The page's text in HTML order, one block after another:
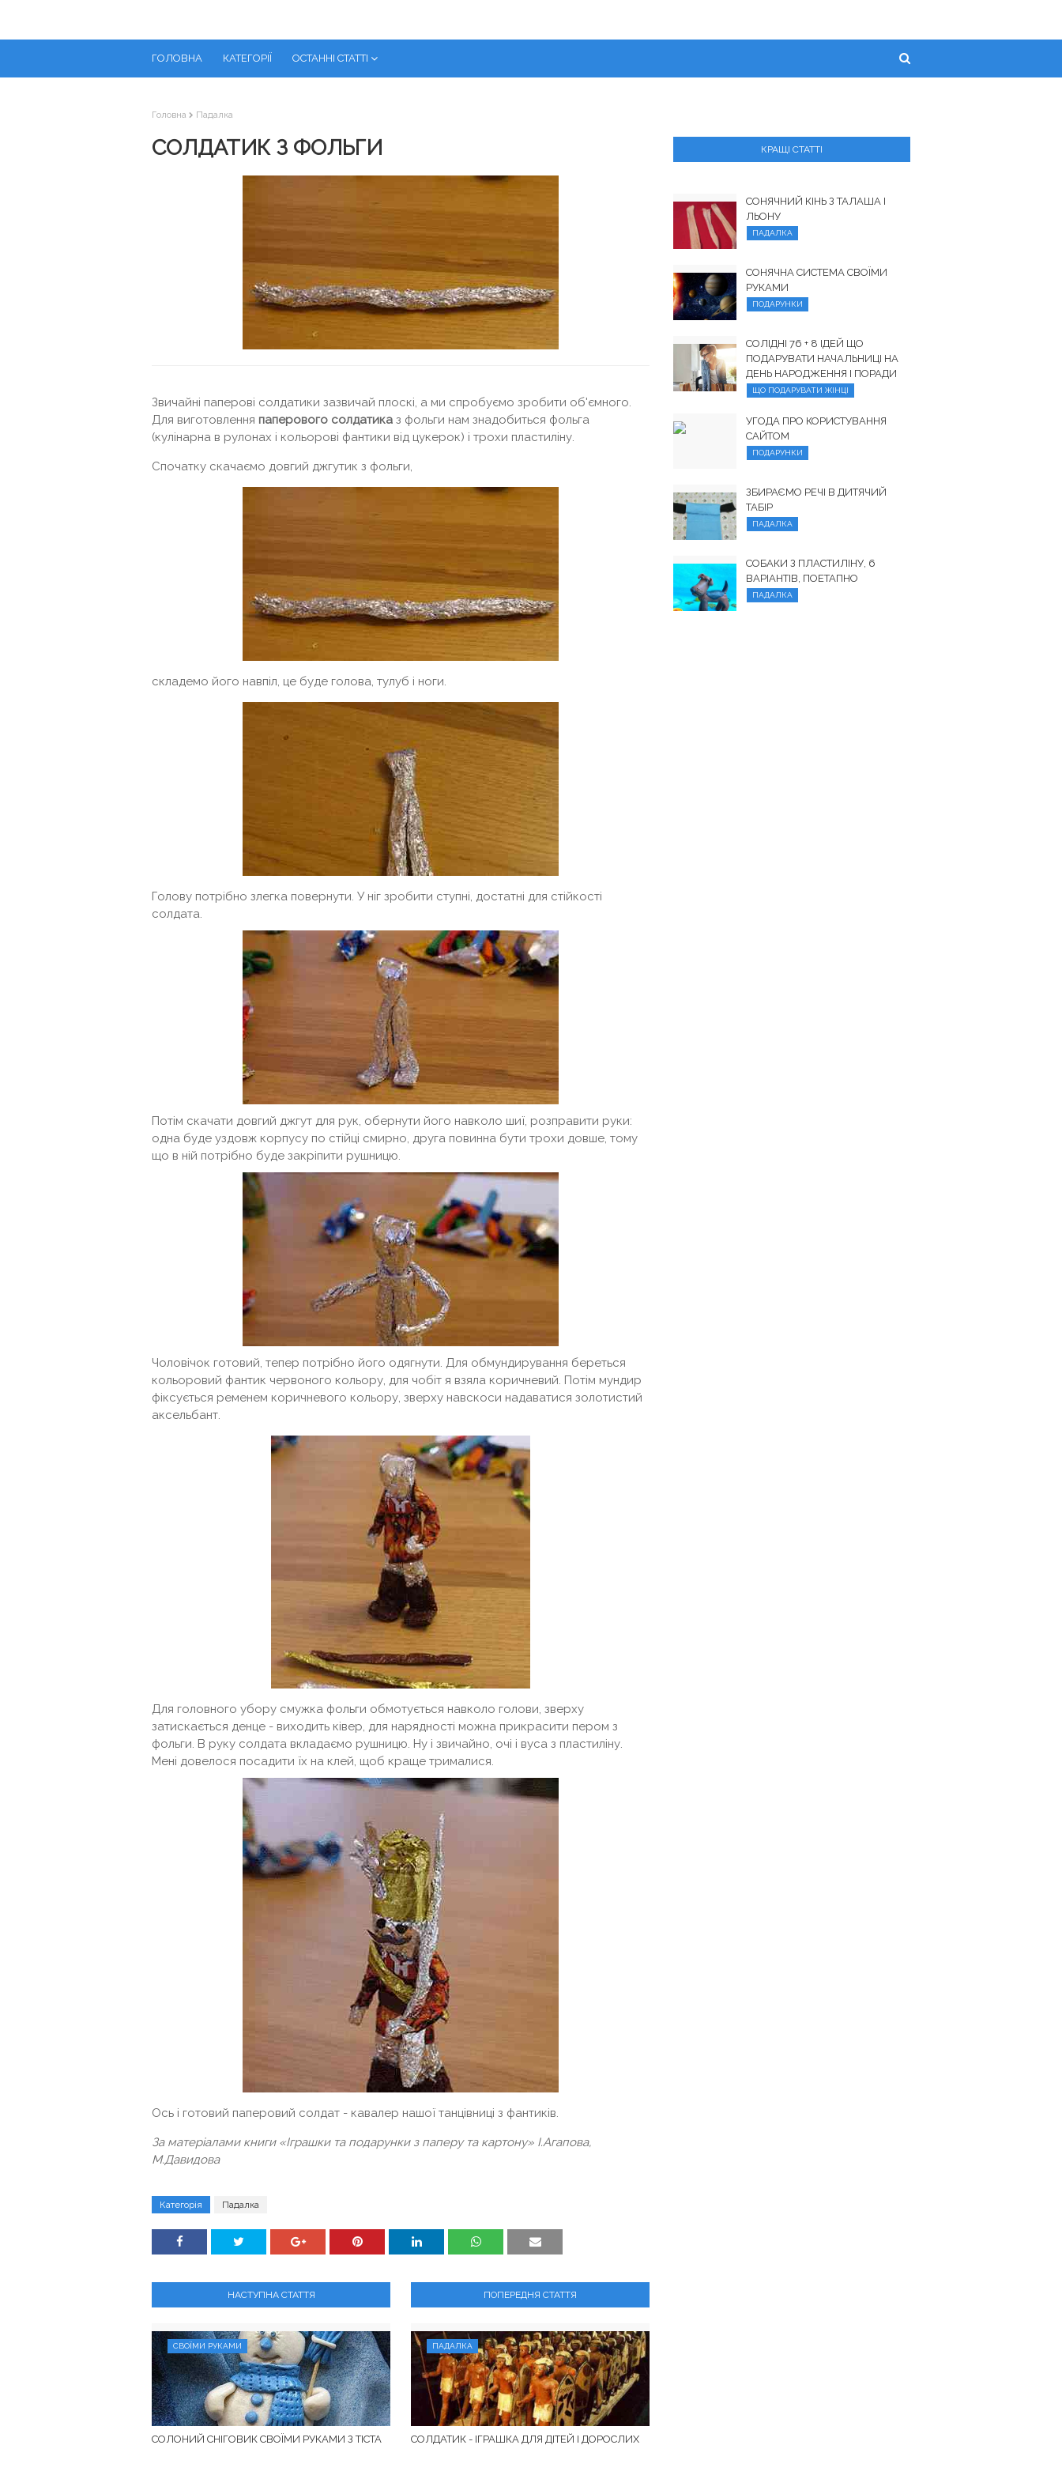
ГОЛОВНА КАТЕГОРІЇ ОСТАННІ СТАТТІ
Головна Падалка
СОЛДАТИК З ФОЛЬГИ
Звичайні паперові солдатики зазвичай плоскі, а ми спробуємо зробити об'ємного.
Для виготовлення паперового солдатика з фольги нам знадобиться фольга
(кулінарна в рулонах і кольорові фантики від цукерок) і трохи пластиліну.
Спочатку скачаємо довгий джгутик з фольги,
складемо його навпіл, це буде голова, тулуб і ноги.
Голову потрібно злегка повернути. У ніг зробити ступні, достатні для стійкості
солдата.
Потім скачати довгий джгут для рук, обернути його навколо шиї, розправити руки:
одна буде уздовж корпусу по стійці смирно, друга повинна бути трохи довше, тому
що в ній потрібно буде закріпити рушницю.
Чоловічок готовий, тепер потрібно його одягнути. Для обмундирування береться
кольоровий фантик червоного кольору, для чобіт я взяла коричневий. Потім мундир
фіксується ременем коричневого кольору, зверху навскоси надаватися золотистий
аксельбант.
Для головного убору смужка фольги обмотується навколо голови, зверху
затискається денце - виходить ківер, для нарядності можна прикрасити пером з
фольги. В руку солдата вкладаємо рушницю. Ну і звичайно, очі і вуса з пластиліну.
Мені довелося посадити їх на клей, щоб краще трималися.
Ось і готовий паперовий солдат - кавалер нашої танцівниці з фантиків.
За матеріалами книги «Іграшки та подарунки з паперу та картону» І.Агапова,
М.Давидова
Категорія Падалка
НАСТУПНА СТАТТЯ
СВОЇМИ РУКАМИ
СОЛОНИЙ СНІГОВИК СВОЇМИ РУКАМИ З ТІСТА
ПОПЕРЕДНЯ СТАТТЯ
ПАДАЛКА
СОЛДАТИК - ІГРАШКА ДЛЯ ДІТЕЙ І ДОРОСЛИХ
КРАЩІ СТАТТІ
СОНЯЧНИЙ КІНЬ З ТАЛАША І
ЛЬОНУ
ПАДАЛКА
СОНЯЧНА СИСТЕМА СВОЇМИ
РУКАМИ
ПОДАРУНКИ
СОЛІДНІ 76 + 8 ІДЕЙ ЩО
ПОДАРУВАТИ НАЧАЛЬНИЦІ НА
ДЕНЬ НАРОДЖЕННЯ І ПОРАДИ
ЩО ПОДАРУВАТИ ЖІНЦІ
УГОДА ПРО КОРИСТУВАННЯ
САЙТОМ
ПОДАРУНКИ
ЗБИРАЄМО РЕЧІ В ДИТЯЧИЙ
ТАБІР
ПАДАЛКА
СОБАКИ З ПЛАСТИЛІНУ, 6
ВАРІАНТІВ, ПОЕТАПНО
ПАДАЛКА